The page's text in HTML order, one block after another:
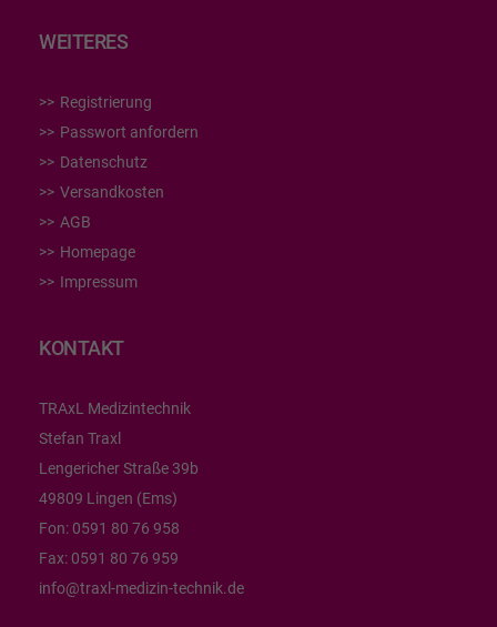
WEITERES
Registrierung
Passwort anfordern
Datenschutz
Versandkosten
AGB
Homepage
Impressum
KONTAKT
TRAxL Medizintechnik
Stefan Traxl
Lengericher Straße 39b
49809 Lingen (Ems)
Fon: 0591 80 76 958
Fax: 0591 80 76 959
info@traxl-medizin-technik.de